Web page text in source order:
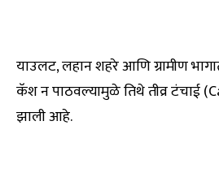
याउलट, लहान शहरे आणि ग्रामीण
कॅश न पाठवल्यामुळे तिथे तीव्र टंचाई
झाली आहे.